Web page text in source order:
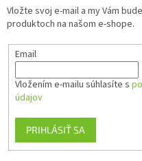
Vložte svoj e-mail a my Vám
produktoch na našom e-shope.
Email
Vložením e-mailu súhlasíte s
údajov
PRIHLÁSIŤ SA